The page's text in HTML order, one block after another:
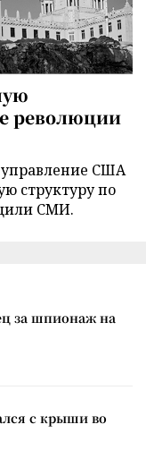
революции
управление США
структуру по
СМИ.
за шпионаж на
с крыши во